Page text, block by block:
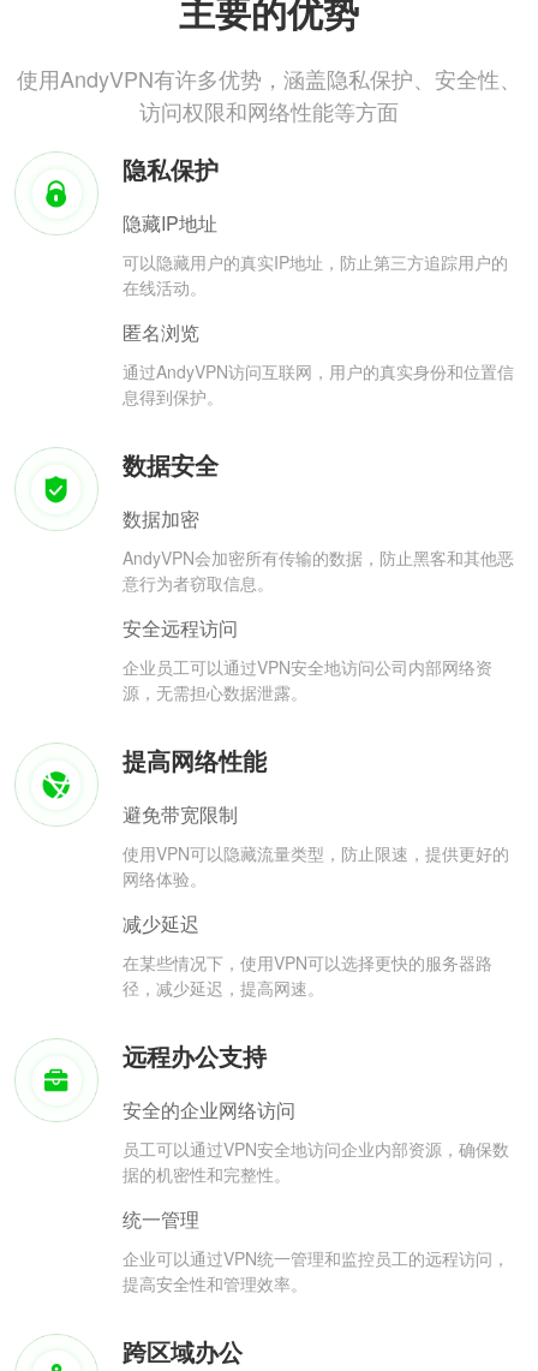
主要的优势
使用AndyVPN有许多优势，涵盖隐私保护、安全性、
访问权限和网络性能等方面
隐私保护
隐藏IP地址
可以隐藏用户的真实IP地址，防止第三方追踪用户的
在线活动。
匿名浏览
通过AndyVPN访问互联网，用户的真实身份和位置信
息得到保护。
数据安全
数据加密
AndyVPN会加密所有传输的数据，防止黑客和其他恶
意行为者窃取信息。
安全远程访问
企业员工可以通过VPN安全地访问公司内部网络资
源，无需担心数据泄露。
提高网络性能
避免带宽限制
使用VPN可以隐藏流量类型，防止限速，提供更好的
网络体验。
减少延迟
在某些情况下，使用VPN可以选择更快的服务器路
径，减少延迟，提高网速。
远程办公支持
安全的企业网络访问
员工可以通过VPN安全地访问企业内部资源，确保数
据的机密性和完整性。
统一管理
企业可以通过VPN统一管理和监控员工的远程访问，
提高安全性和管理效率。
跨区域办公